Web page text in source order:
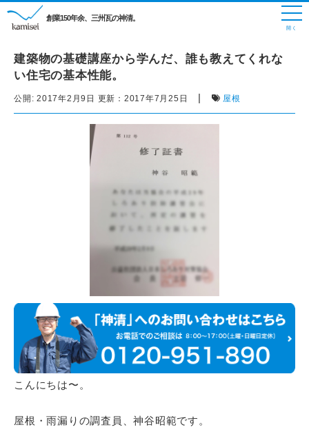
創業150年余、三州瓦の神清。
建築物の基礎講座から学んだ、誰も教えてくれな
い住宅の基本性能。
公開: 2017年2月9日 更新： 2017年7月25日 | 屋根
こんにちは〜。
屋根・雨漏りの調査員、神谷昭範です。